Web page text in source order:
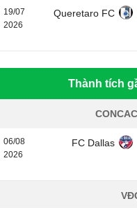
19/07
2026
Queretaro FC
Thành tích
06/08
2026
FC Dallas